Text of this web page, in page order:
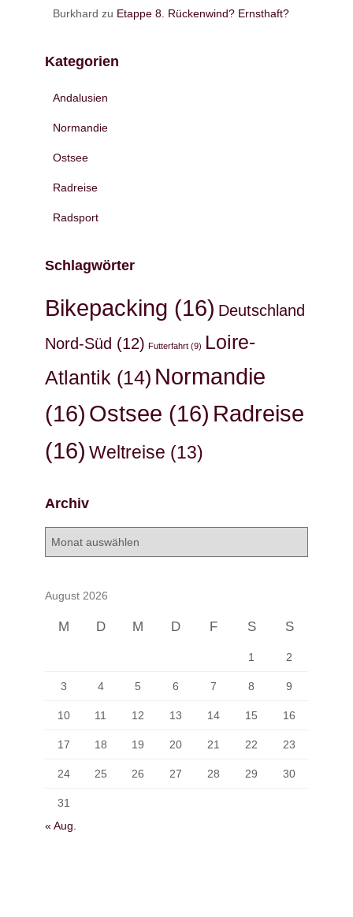
Burkhard zu Etappe 8. Rückenwind? Ernsthaft?
Kategorien
Andalusien
Normandie
Ostsee
Radreise
Radsport
Schlagwörter
Bikepacking (16) Deutschland
Nord-Süd (12) Futterfahrt (9) Loire-
Atlantik (14) Normandie
(16) Ostsee (16) Radreise
(16) Weltreise (13)
Archiv
i
August 2026
M D M D F S S
1 2
3 4 5 6 7 8 9
10 11 12 13 14 15 16
17 18 19 20 21 22 23
24 25 26 27 28 29 30
31
« Aug.